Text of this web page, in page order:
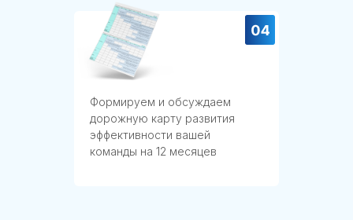
Формируем и обсуждаем
дорожную карту развития
эффективности вашей
команды на 12 месяцев